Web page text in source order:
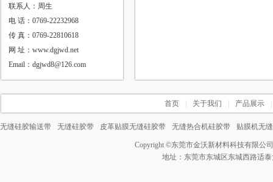
联系人：周生
电 话：0769-22232968
传 真：0769-22810618
网 址：www.dgjwd.net
Email：dgjwd8@126.com
首页 关于我们 产品展示
无缝硅胶输送带 无缝硅胶带 皮革贴膜无缝硅胶带 无缝热合机硅胶带 贴膜机无
Copyright ©东莞市金沃新材料科技有限公司
地址：东莞市东城区东城西路适泰